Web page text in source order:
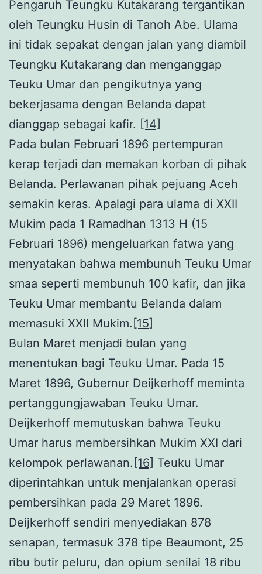
Pengaruh Teungku Kutakarang tergantikan
oleh Teungku Husin di Tanoh Abe. Ulama
ini tidak sepakat dengan jalan yang diambil
Teungku Kutakarang dan menganggap
Teuku Umar dan pengikutnya yang
bekerjasama dengan Belanda dapat
dianggap sebagai kafir. [14]
Pada bulan Februari 1896 pertempuran
kerap terjadi dan memakan korban di pihak
Belanda. Perlawanan pihak pejuang Aceh
semakin keras. Apalagi para ulama di XXII
Mukim pada 1 Ramadhan 1313 H (15
Februari 1896) mengeluarkan fatwa yang
menyatakan bahwa membunuh Teuku Umar
smaa seperti membunuh 100 kafir, dan jika
Teuku Umar membantu Belanda dalam
memasuki XXII Mukim. [15]
Bulan Maret menjadi bulan yang
menentukan bagi Teuku Umar. Pada 15
Maret 1896, Gubernur Deijkerhoff meminta
pertanggungjawaban Teuku Umar.
Deijkerhoff memutuskan bahwa Teuku
Umar harus membersihkan Mukim XXI dari
kelompok perlawanan. [16] Teuku Umar
diperintahkan untuk menjalankan operasi
pembersihkan pada 29 Maret 1896.
Deijkerhoff sendiri menyediakan 878
senapan, termasuk 378 tipe Beaumont, 25
ribu butir peluru, dan opium senilai 18 ribu